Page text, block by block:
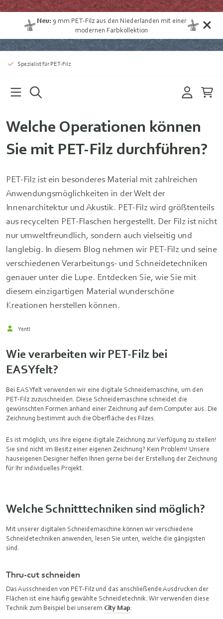
Neu: 9 mm PET-Filz aus den Niederlanden mit einer
modernen Farbkollektion
Spezialist für PET-Filz
Welche Operationen können
Sie mit PET-Filz durchführen?
PET-Filz ist ein besonderes Material mit zahlreichen
Anwendungsmöglichkeiten in der Welt der
Innenarchitektur und Akustik. PET-Filz wird größtenteils
aus recycelten PET-Flaschen hergestellt. Der Filz ist nicht
nur umweltfreundlich, sondern auch vielseitig und
langlebig. In diesem Blog nehmen wir PET-Filz und seine
verschiedenen Verarbeitungs- und Schneidetechniken
genauer unter die Lupe. Entdecken Sie, wie Sie mit
diesem einzigartigen Material wunderschöne
Kreationen herstellen können.
Yentl
Wie verarbeiten wir PET-Filz bei
EASYfelt?
Bei EASYfelt verwenden wir eine digitale Schneidemaschine, um den
PET-Filz zuzuschneiden. Diese Schneidemaschine schneidet die
gewünschten Formen anhand einer Zeichnung auf dem Computer aus. Die
Zeichnung bestimmt auch die Oberfläche des Filzes.
Es ist möglich, uns Ihre eigene digitale Zeichnung zur Verfügung zu stellen!
Sie sind nicht im Besitz einer eigenen Zeichnung? Kein Problem! Unsere
hauseigenen Designer helfen Ihnen gerne bei der Erstellung der Zeichnung
für Ihr individuelles Projekt.
Welche Schnitttechniken sind möglich?
Mit unserer digitalen Schneidemaschine können wir verschiedene
Schneidetechniken anwenden, lesen Sie unten, welche die gängigsten
sind.
Thru-cut schneiden
Das Ausschneiden von PET-Filz und das anschließende Ausdrucken der
Flächen ist eine häufig gewählte Schneidetechnik. Wir verwenden diese
Technik zum Beispiel bei unserem City Map: